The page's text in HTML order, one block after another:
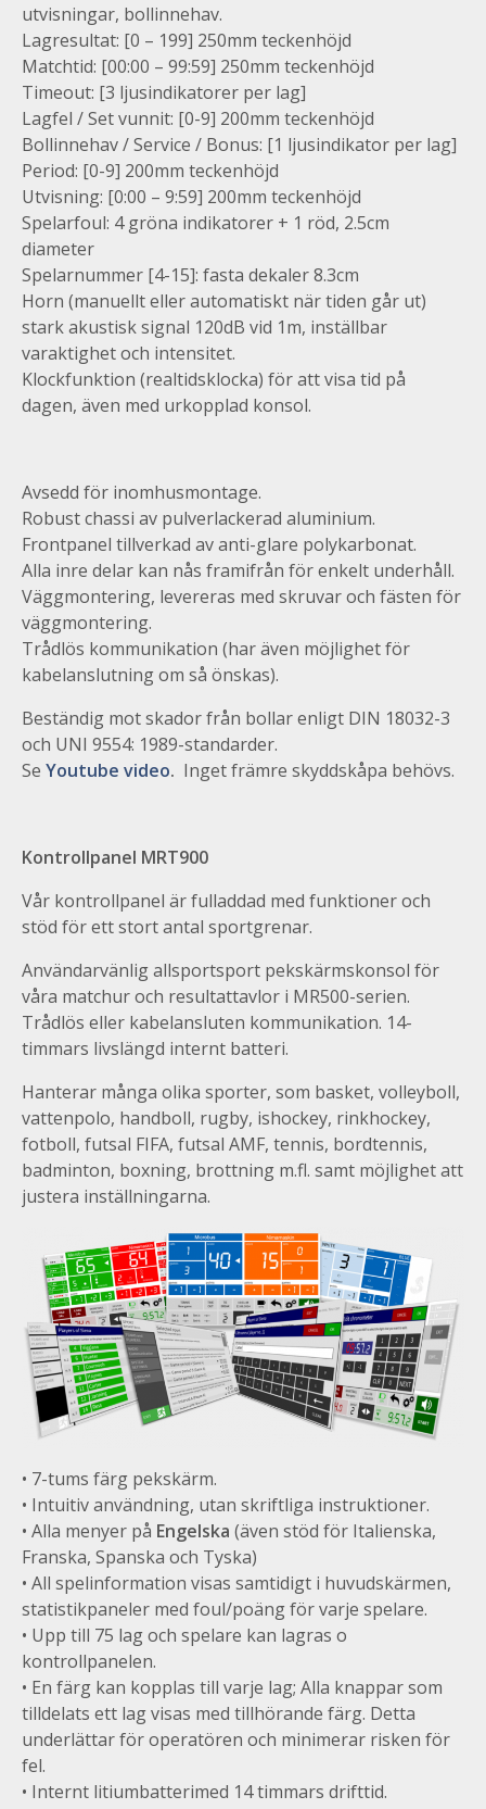
utvisningar, bollinnehav.
Lagresultat: [0 – 199] 250mm teckenhöjd
Matchtid: [00:00 – 99:59] 250mm teckenhöjd
Timeout: [3 ljusindikatorer per lag]
Lagfel / Set vunnit: [0-9] 200mm teckenhöjd
Bollinnehav / Service / Bonus: [1 ljusindikator per lag]
Period: [0-9] 200mm teckenhöjd
Utvisning: [0:00 – 9:59] 200mm teckenhöjd
Spelarfoul: 4 gröna indikatorer + 1 röd, 2.5cm
diameter
Spelarnummer [4-15]: fasta dekaler 8.3cm
Horn (manuellt eller automatiskt när tiden går ut)
stark akustisk signal 120dB vid 1m, inställbar
varaktighet och intensitet.
Klockfunktion (realtidsklocka) för att visa tid på
dagen, även med urkopplad konsol.
Avsedd för inomhusmontage.
Robust chassi av pulverlackerad aluminium.
Frontpanel tillverkad av anti-glare polykarbonat.
Alla inre delar kan nås framifrån för enkelt underhåll.
Väggmontering, levereras med skruvar och fästen för
väggmontering.
Trådlös kommunikation (har även möjlighet för
kabelanslutning om så önskas).
Beständig mot skador från bollar enligt DIN 18032-3
och UNI 9554: 1989-standarder.
Se Youtube video. Inget främre skyddskåpa behövs.
Kontrollpanel MRT900
Vår kontrollpanel är fulladdad med funktioner och
stöd för ett stort antal sportgrenar.
Användarvänlig allsportsport pekskärmskonsol för
våra matchur och resultattavlor i MR500-serien.
Trådlös eller kabelansluten kommunikation. 14-
timmars livslängd internt batteri.
Hanterar många olika sporter, som basket, volleyboll,
vattenpolo, handboll, rugby, ishockey, rinkhockey,
fotboll, futsal FIFA, futsal AMF, tennis, bordtennis,
badminton, boxning, brottning m.fl. samt möjlighet att
justera inställningarna.
• 7-tums färg pekskärm.
• Intuitiv användning, utan skriftliga instruktioner.
• Alla menyer på Engelska (även stöd för Italienska,
Franska, Spanska och Tyska)
• All spelinformation visas samtidigt i huvudskärmen,
statistikpaneler med foul/poäng för varje spelare.
• Upp till 75 lag och spelare kan lagras o
kontrollpanelen.
• En färg kan kopplas till varje lag; Alla knappar som
tilldelats ett lag visas med tillhörande färg. Detta
underlättar för operatören och minimerar risken för
fel.
• Internt litiumbatterimed 14 timmars drifttid.